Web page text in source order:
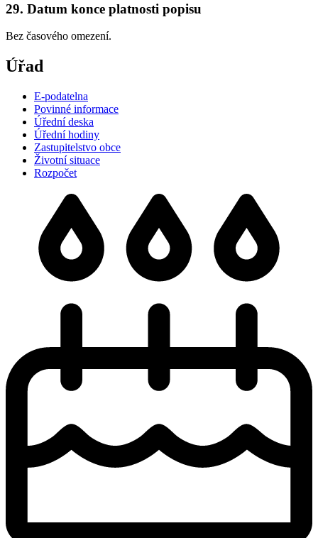
29. Datum konce platnosti popisu
Bez časového omezení.
Úřad
E-podatelna
Povinné informace
Úřední deska
Úřední hodiny
Zastupitelstvo obce
Životní situace
Rozpočet